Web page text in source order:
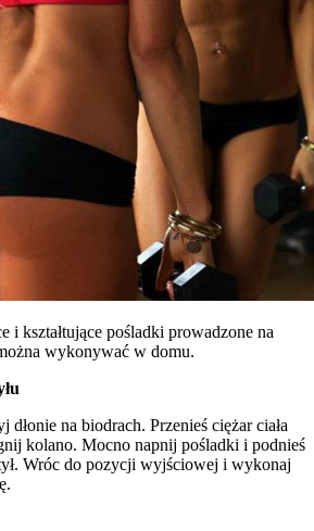
i kształtujące pośladki prowadzone na
wykonywać w domu.
na biodrach. Przenieś ciężar ciała
kolano. Mocno napnij pośladki i podnieś
Wróc do pozycji wyjściowej i wykonaj